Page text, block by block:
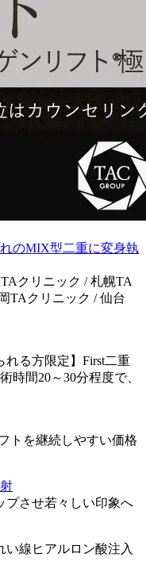
執
クリニック / 札幌TA
TAクリニック / 仙台
れる方限定】First二重
時間20～30分程度で、
トを継続しやすい価格
プさせ若々しい印象へ
い線ヒアルロン酸注入